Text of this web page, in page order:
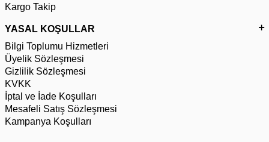
Kargo Takip
YASAL KOŞULLAR
Bilgi Toplumu Hizmetleri
Üyelik Sözleşmesi
Gizlilik Sözleşmesi
KVKK
İptal ve İade Koşulları
Mesafeli Satış Sözleşmesi
Kampanya Koşulları